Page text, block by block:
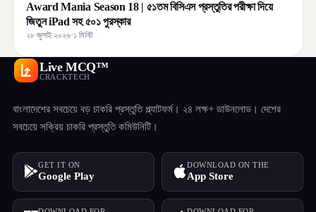
Award Mania Season 18 | ৫১তম বিসিএস প্রস্তুতির পরীক্ষা দিয়ে
জিতুন iPad সহ ৫০১ পুরস্কার
২৮ জুলাই ২০২৬·১ মিনিট
Live MCQ™
CRACKTECH
বাংলাদেশের সবচেয়ে বড় চাকরি প্রস্তুতি প্ল্যাটফর্ম। ২৪ লক্ষ+ ডাউনলোড। দেশের
সবচেয়ে সক্রিয় চাকরি প্রস্তুতি কমিউনিটি।
GET IT ON
Google Play
DOWNLOAD ON THE
App Store